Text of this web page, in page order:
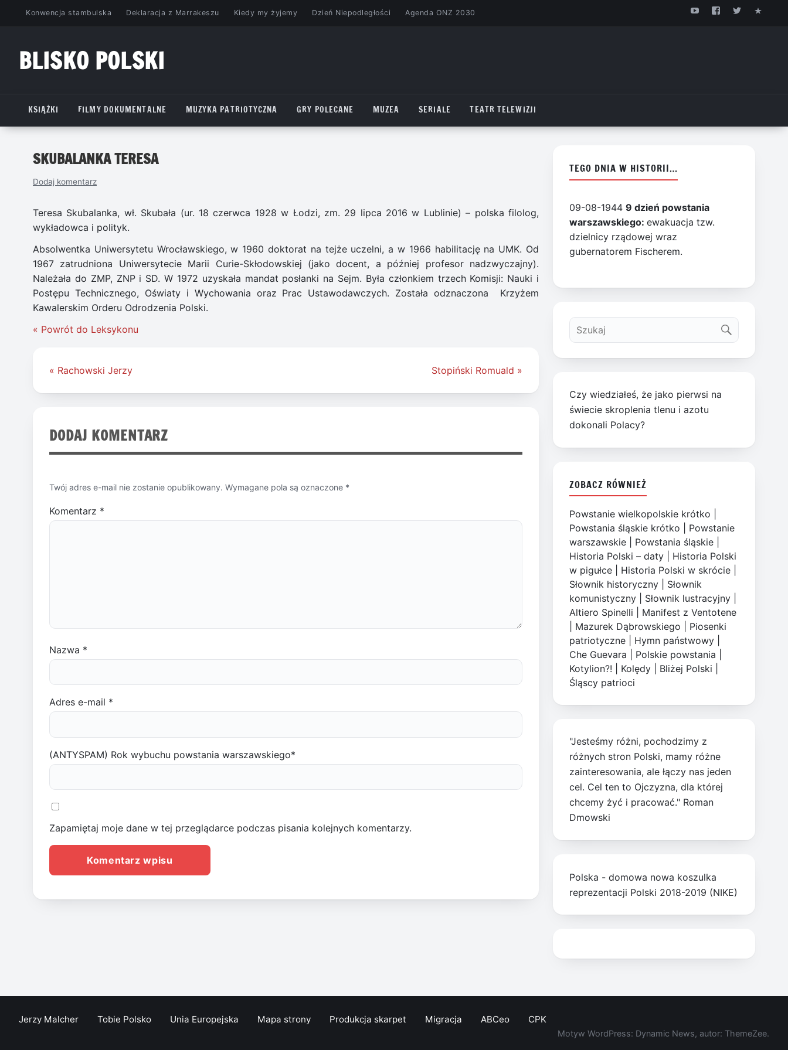
PrzejdźKonwencja stambulska Deklaracja z Marrakeszu Kiedy my żyjemy Dzień Niepodległości Agenda ONZ 2030
BLISKO POLSKI
KSIĄŻKI
FILMY DOKUMENTALNE MUZYKA PATRIOTYCZNA GRY POLECANE MUZEA SERIALE TEATR TELEWIZJI
SKUBALANKA TERESA
Dodaj komentarz
Teresa Skubalanka, wł. Skubała (ur. 18 czerwca 1928 w Łodzi, zm. 29 lipca 2016 w Lublinie) – polska filolog,
wykładowca i polityk.
Absolwentka Uniwersytetu Wrocławskiego, w 1960 doktorat na tejże uczelni, a w 1966 habilitację na UMK. Od
1967 zatrudniona Uniwersytecie Marii Curie-Skłodowskiej (jako docent, a później profesor nadzwyczajny).
Należała do ZMP, ZNP i SD. W 1972 uzyskała mandat posłanki na Sejm. Była członkiem trzech Komisji: Nauki i
Postępu Technicznego, Oświaty i Wychowania oraz Prac Ustawodawczych. Została odznaczona Krzyżem
Kawalerskim Orderu Odrodzenia Polski.
« Powrót do Leksykonu
Nawigacja
« Rachowski Jerzy Stopiński Romuald »
DODAJ KOMENTARZ
Twój adres e-mail nie zostanie opublikowany. Wymagane pola są oznaczone *
Komentarz *
Nazwa *
Adres e-mail *
(ANTYSPAM) Rok wybuchu powstania warszawskiego*
Zapamiętaj moje dane w tej przeglądarce podczas pisania kolejnych komentarzy.
TEGO DNIA W HISTORII…
09-08-19449 dzień powstania
warszawskiego:ewakuacja tzw.
dzielnicy rządowej wraz
gubernatorem Fischerem.
Czy wiedziałeś, że jako pierwsi na
świecie skroplenia tlenu i azotu
dokonali Polacy?
ZOBACZ RÓWNIEŻ
Powstanie wielkopolskie krótko
Powstania śląskie krótko
Powstanie
warszawskie
Powstania śląskie
Historia Polski – daty
Historia Polski
w pigułce
Historia Polski w skrócie
Słownik historyczny
Słownik
komunistyczny
Słownik lustracyjny
Altiero Spinelli
Manifest z Ventotene
Mazurek Dąbrowskiego
Piosenki
patriotyczne
Hymn państwowy
Che Guevara
Polskie powstania
Kotylion?!
Kolędy Bliżej Polski
Śląscy patrioci
"Jesteśmy różni, pochodzimy z
różnych stron Polski, mamy różne
zainteresowania, ale łączy nas jeden
cel. Cel ten to Ojczyzna, dla której
chcemy żyć i pracować." Roman
Dmowski
Polska - domowa nowa koszulka
reprezentacji Polski 2018-2019 (NIKE)
Jerzy Malcher Tobie Polsko Unia Europejska Mapa strony Produkcja skarpet Migracja ABCeo CPK
Motyw WordPress: Dynamic News, autor: ThemeZee.